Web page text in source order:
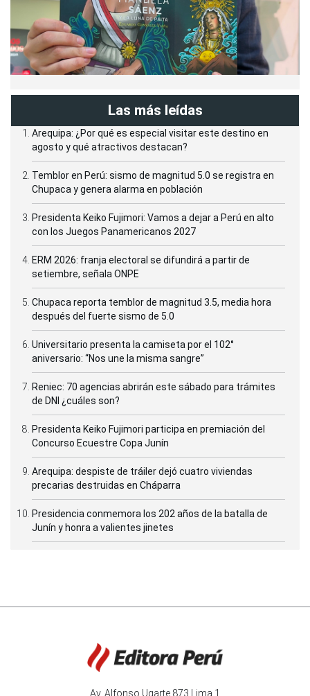
Las más leídas
Arequipa: ¿Por qué es especial visitar este destino en
agosto y qué atractivos destacan?
Temblor en Perú: sismo de magnitud 5.0 se registra en
Chupaca y genera alarma en población
Presidenta Keiko Fujimori: Vamos a dejar a Perú en alto
con los Juegos Panamericanos 2027
ERM 2026: franja electoral se difundirá a partir de
setiembre, señala ONPE
Chupaca reporta temblor de magnitud 3.5, media hora
después del fuerte sismo de 5.0
Universitario presenta la camiseta por el 102°
aniversario: “Nos une la misma sangre”
Reniec: 70 agencias abrirán este sábado para trámites
de DNI ¿cuáles son?
Presidenta Keiko Fujimori participa en premiación del
Concurso Ecuestre Copa Junín
Arequipa: despiste de tráiler dejó cuatro viviendas
precarias destruidas en Cháparra
Presidencia conmemora los 202 años de la batalla de
Junín y honra a valientes jinetes
Av. Alfonso Ugarte 873 Lima 1